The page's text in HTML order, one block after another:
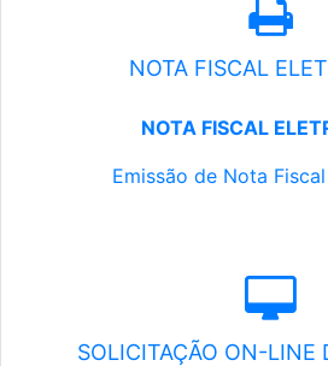
NOTA FISCAL
NOTA FISCAL
Emissão de Nota
SOLICITAÇÃO ON-LINE